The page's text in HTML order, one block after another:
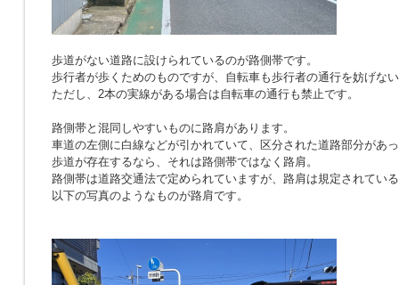
歩道がない道路に設けられているのが路側帯です。
歩行者が歩くためのものですが、自転車も歩行者の通行を妨げな
ただし、2本の実線がある場合は自転車の通行も禁止です。
路側帯と混同しやすいものに路肩があります。
車道の左側に白線などが引かれていて、区分された道路部分があ
歩道が存在するなら、それは路側帯ではなく路肩。
路側帯は道路交通法で定められていますが、路肩は規定されてい
以下の写真のようなものが路肩です。